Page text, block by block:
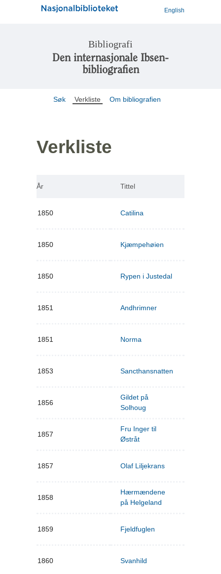
English
Bibliografi
Den internasjonale Ibsen-
bibliografien
Søk Verkliste Om bibliografien
Verkliste
År Tittel
1850 Catilina
1850 Kjæmpehøien
1850 Rypen i Justedal
1851 Andhrimner
1851 Norma
1853 Sancthansnatten
1856
Gildet på
Solhoug
1857
Fru Inger til
Østråt
1857 Olaf Liljekrans
1858
Hærmændene
på Helgeland
1859 Fjeldfuglen
1860 Svanhild